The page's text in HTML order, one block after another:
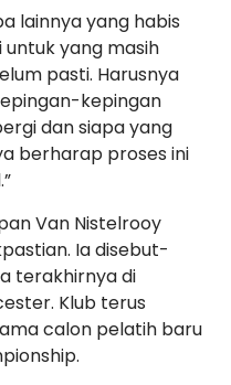
lainnya yang habis
untuk yang masih
pasti. Harusnya
kepingan
dan siapa yang
berharap proses ini
Van Nistelrooy
Ia disebut-
terakhirnya di
Klub terus
calon pelatih baru